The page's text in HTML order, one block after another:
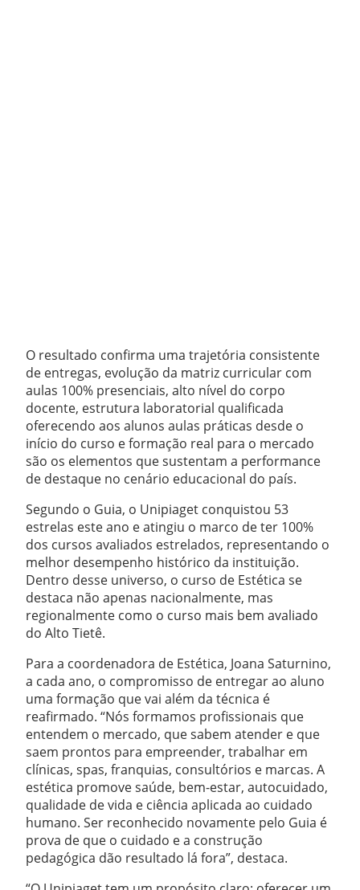
O resultado confirma uma trajetória consistente
de entregas, evolução da matriz curricular com
aulas 100% presenciais, alto nível do corpo
docente, estrutura laboratorial qualificada
oferecendo aos alunos aulas práticas desde o
início do curso e formação real para o mercado
são os elementos que sustentam a performance
de destaque no cenário educacional do país.
Segundo o Guia, o Unipiaget conquistou 53
estrelas este ano e atingiu o marco de ter 100%
dos cursos avaliados estrelados, representando o
melhor desempenho histórico da instituição.
Dentro desse universo, o curso de Estética se
destaca não apenas nacionalmente, mas
regionalmente como o curso mais bem avaliado
do Alto Tietê.
Para a coordenadora de Estética, Joana Saturnino,
a cada ano, o compromisso de entregar ao aluno
uma formação que vai além da técnica é
reafirmado. “Nós formamos profissionais que
entendem o mercado, que sabem atender e que
saem prontos para empreender, trabalhar em
clínicas, spas, franquias, consultórios e marcas. A
estética promove saúde, bem-estar, autocuidado,
qualidade de vida e ciência aplicada ao cuidado
humano. Ser reconhecido novamente pelo Guia é
prova de que o cuidado e a construção
pedagógica dão resultado lá fora”, destaca.